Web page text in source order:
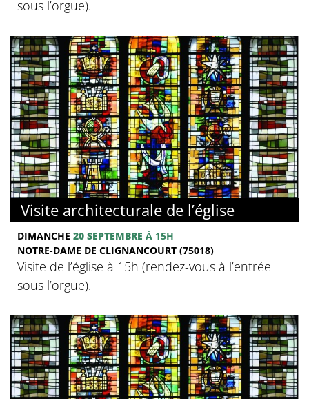
sous l’orgue).
Visite architecturale de l’église
DIMANCHE 20 SEPTEMBRE À 15H
NOTRE-DAME DE CLIGNANCOURT (75018)
Visite de l’église à 15h (rendez-vous à l’entrée
sous l’orgue).